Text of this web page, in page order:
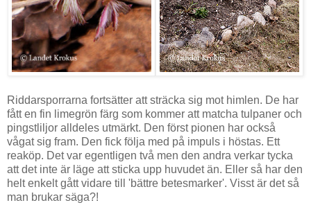
Riddarsporrarna fortsätter att sträcka sig mot himlen. De har
fått en fin limegrön färg som kommer att matcha tulpaner och
pingstliljor alldeles utmärkt. Den först pionen har också
vågat sig fram. Den fick följa med på impuls i höstas. Ett
reaköp. Det var egentligen två men den andra verkar tycka
att det inte är läge att sticka upp huvudet än. Eller så har den
helt enkelt gått vidare till 'bättre betesmarker'. Visst är det så
man brukar säga?!